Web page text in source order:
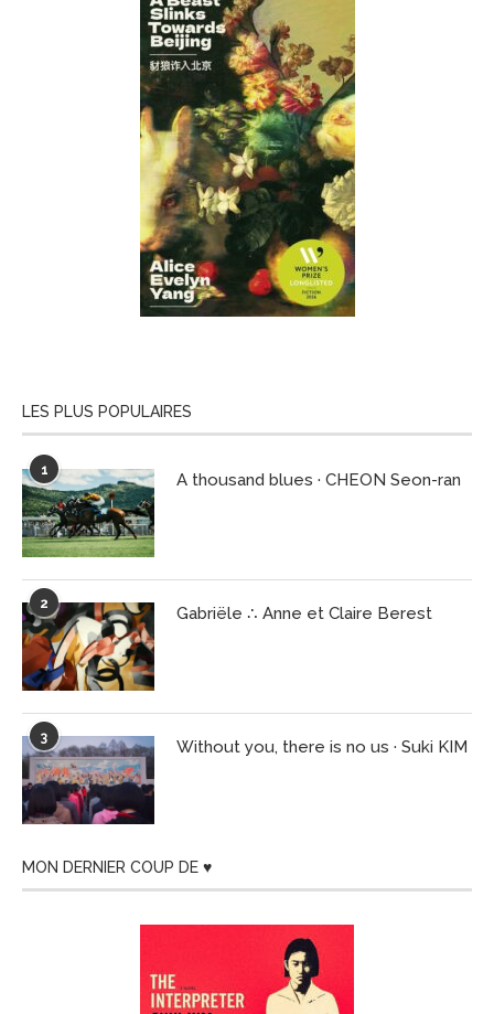
LES PLUS POPULAIRES
1 A thousand blues · CHEON Seon-ran
2 Gabriële ∴ Anne et Claire Berest
3 Without you, there is no us · Suki KIM
MON DERNIER COUP DE ♥